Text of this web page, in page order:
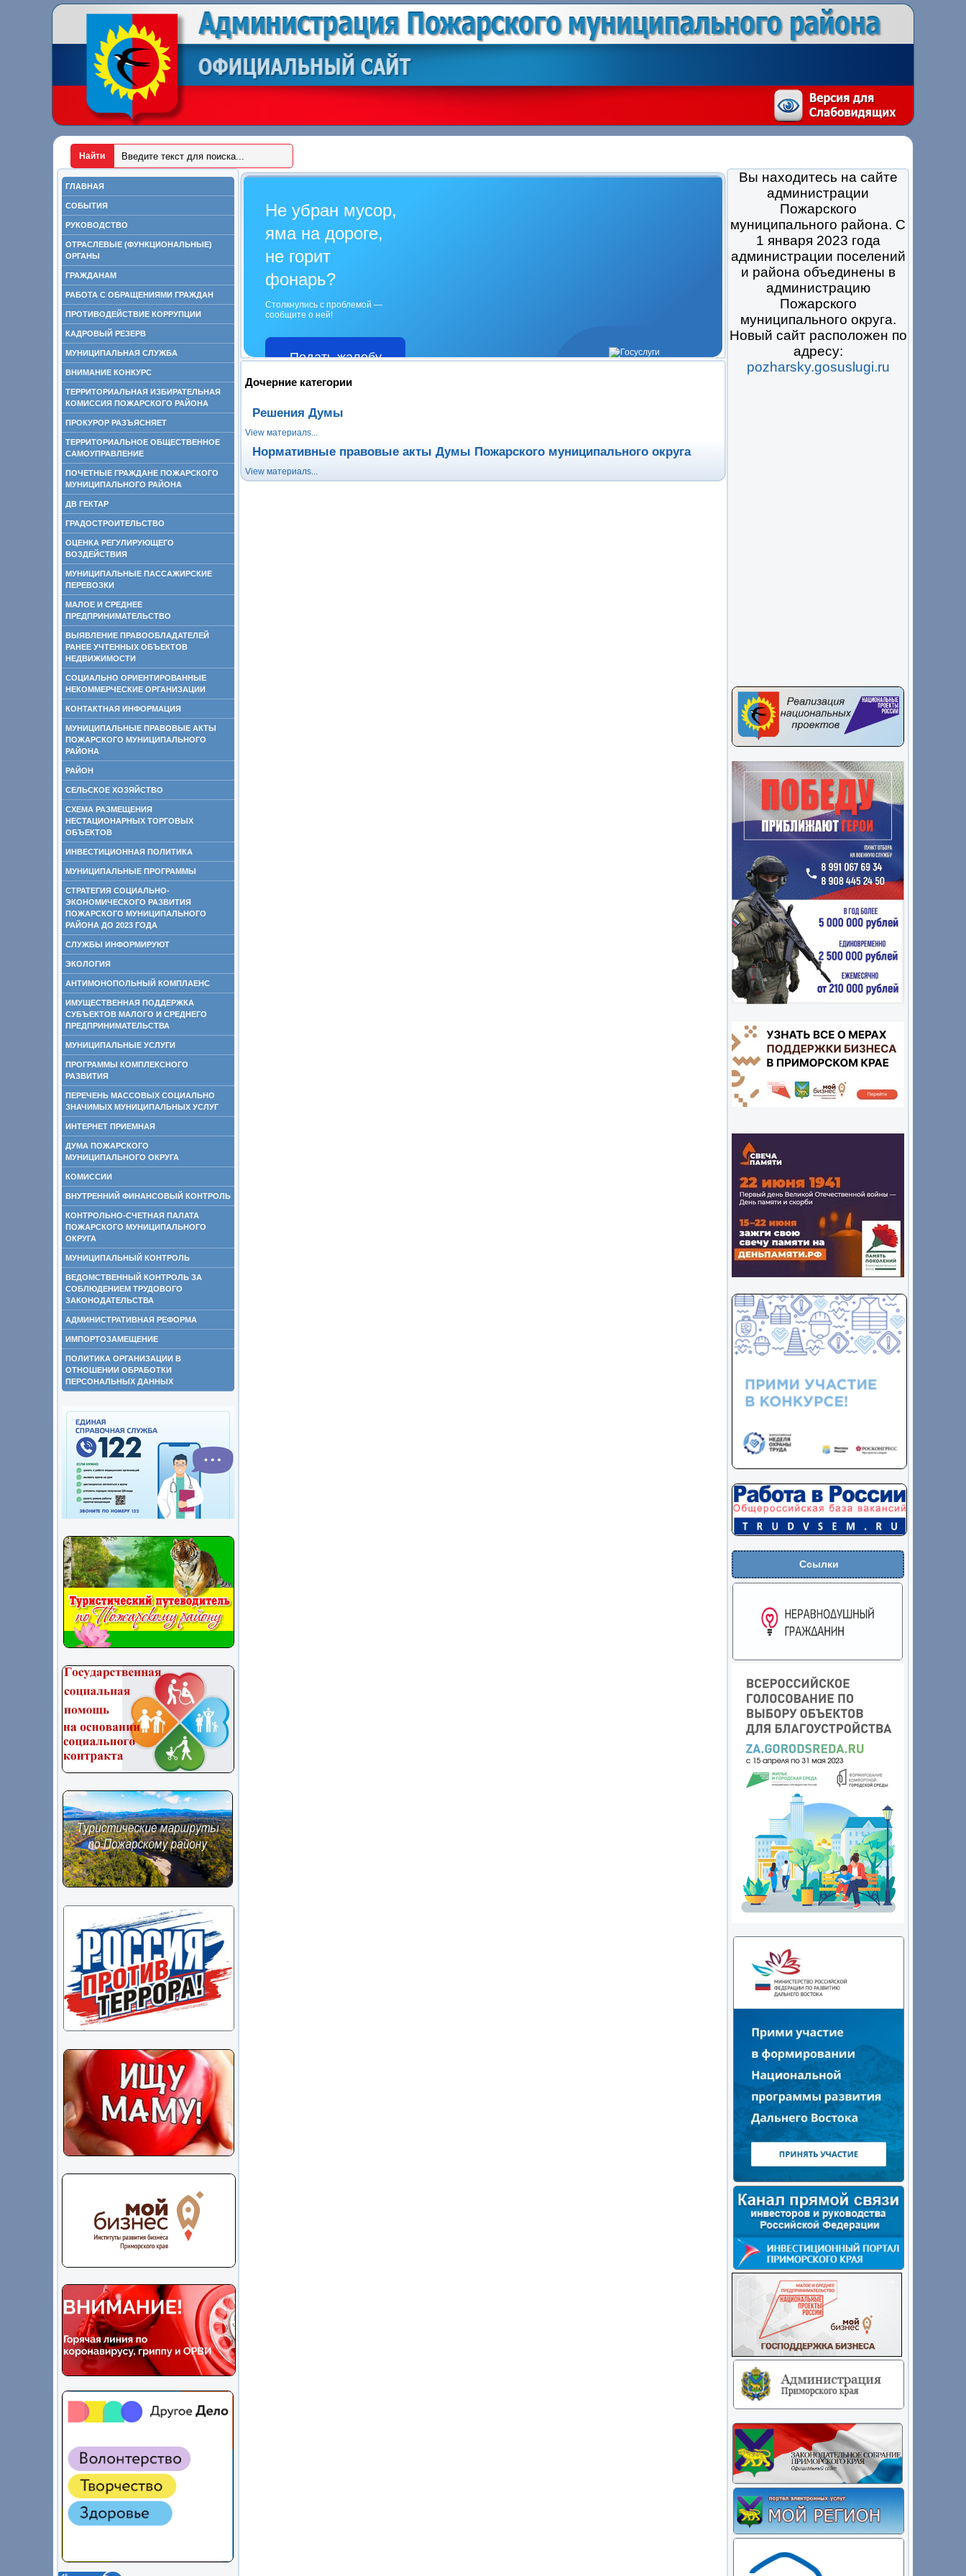
ГЛАВНАЯ
СОБЫТИЯ
РУКОВОДСТВО
ОТРАСЛЕВЫЕ (ФУНКЦИОНАЛЬНЫЕ)
ОРГАНЫ
ГРАЖДАНАМ
РАБОТА С ОБРАЩЕНИЯМИ ГРАЖДАН
ПРОТИВОДЕЙСТВИЕ КОРРУПЦИИ
КАДРОВЫЙ РЕЗЕРВ
МУНИЦИПАЛЬНАЯ СЛУЖБА
ВНИМАНИЕ КОНКУРС
ТЕРРИТОРИАЛЬНАЯ ИЗБИРАТЕЛЬНАЯ
КОМИССИЯ ПОЖАРСКОГО РАЙОНА
ПРОКУРОР РАЗЪЯСНЯЕТ
ТЕРРИТОРИАЛЬНОЕ ОБЩЕСТВЕННОЕ
САМОУПРАВЛЕНИЕ
ПОЧЕТНЫЕ ГРАЖДАНЕ ПОЖАРСКОГО
МУНИЦИПАЛЬНОГО РАЙОНА
ДВ ГЕКТАР
ГРАДОСТРОИТЕЛЬСТВО
ОЦЕНКА РЕГУЛИРУЮЩЕГО
ВОЗДЕЙСТВИЯ
МУНИЦИПАЛЬНЫЕ ПАССАЖИРСКИЕ
ПЕРЕВОЗКИ
МАЛОЕ И СРЕДНЕЕ
ПРЕДПРИНИМАТЕЛЬСТВО
ВЫЯВЛЕНИЕ ПРАВООБЛАДАТЕЛЕЙ
РАНЕЕ УЧТЕННЫХ ОБЪЕКТОВ
НЕДВИЖИМОСТИ
СОЦИАЛЬНО ОРИЕНТИРОВАННЫЕ
НЕКОММЕРЧЕСКИЕ ОРГАНИЗАЦИИ
КОНТАКТНАЯ ИНФОРМАЦИЯ
МУНИЦИПАЛЬНЫЕ ПРАВОВЫЕ АКТЫ
ПОЖАРСКОГО МУНИЦИПАЛЬНОГО
РАЙОНА
РАЙОН
СЕЛЬСКОЕ ХОЗЯЙСТВО
СХЕМА РАЗМЕЩЕНИЯ
НЕСТАЦИОНАРНЫХ ТОРГОВЫХ
ОБЪЕКТОВ
ИНВЕСТИЦИОННАЯ ПОЛИТИКА
МУНИЦИПАЛЬНЫЕ ПРОГРАММЫ
СТРАТЕГИЯ СОЦИАЛЬНО-
ЭКОНОМИЧЕСКОГО РАЗВИТИЯ
ПОЖАРСКОГО МУНИЦИПАЛЬНОГО
РАЙОНА ДО 2023 ГОДА
СЛУЖБЫ ИНФОРМИРУЮТ
ЭКОЛОГИЯ
АНТИМОНОПОЛЬНЫЙ КОМПЛАЕНС
ИМУЩЕСТВЕННАЯ ПОДДЕРЖКА
СУБЪЕКТОВ МАЛОГО И СРЕДНЕГО
ПРЕДПРИНИМАТЕЛЬСТВА
МУНИЦИПАЛЬНЫЕ УСЛУГИ
ПРОГРАММЫ КОМПЛЕКСНОГО
РАЗВИТИЯ
ПЕРЕЧЕНЬ МАССОВЫХ СОЦИАЛЬНО
ЗНАЧИМЫХ МУНИЦИПАЛЬНЫХ УСЛУГ
ИНТЕРНЕТ ПРИЕМНАЯ
ДУМА ПОЖАРСКОГО
МУНИЦИПАЛЬНОГО ОКРУГА
КОМИССИИ
ВНУТРЕННИЙ ФИНАНСОВЫЙ КОНТРОЛЬ
КОНТРОЛЬНО-СЧЕТНАЯ ПАЛАТА
ПОЖАРСКОГО МУНИЦИПАЛЬНОГО
ОКРУГА
МУНИЦИПАЛЬНЫЙ КОНТРОЛЬ
ВЕДОМСТВЕННЫЙ КОНТРОЛЬ ЗА
СОБЛЮДЕНИЕМ ТРУДОВОГО
ЗАКОНОДАТЕЛЬСТВА
АДМИНИСТРАТИВНАЯ РЕФОРМА
ИМПОРТОЗАМЕЩЕНИЕ
ПОЛИТИКА ОРГАНИЗАЦИИ В
ОТНОШЕНИИ ОБРАБОТКИ
ПЕРСОНАЛЬНЫХ ДАННЫХ
Вы находитесь на сайте
администрации
Пожарского
муниципального района. С
1 января 2023 года
администрации поселений
и района объединены в
администрацию
Пожарского
муниципального округа.
Новый сайт расположен по
адресу:
pozharsky.gosuslugi.ru
Ссылки
Не убран мусор,
яма на дороге,
не горит
фонарь?
Столкнулись с проблемой —
сообщите о ней!
Подать жалобу
Дочерние категории
Решения Думы
View материалs...
Нормативные правовые акты Думы Пожарского муниципального округа
View материалs...